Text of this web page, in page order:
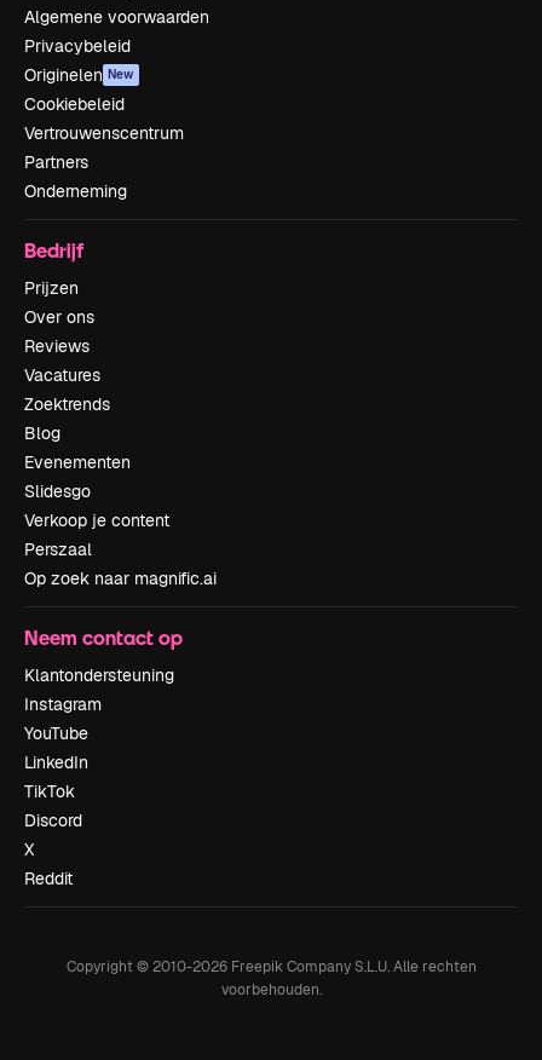
Algemene voorwaarden
Privacybeleid
Originelen New
Cookiebeleid
Vertrouwenscentrum
Partners
Onderneming
Bedrijf
Prijzen
Over ons
Reviews
Vacatures
Zoektrends
Blog
Evenementen
Slidesgo
Verkoop je content
Perszaal
Op zoek naar magnific.ai
Neem contact op
Klantondersteuning
Instagram
YouTube
LinkedIn
TikTok
Discord
X
Reddit
Copyright © 2010-2026Freepik Company S.L.U. Alle rechten
voorbehouden.